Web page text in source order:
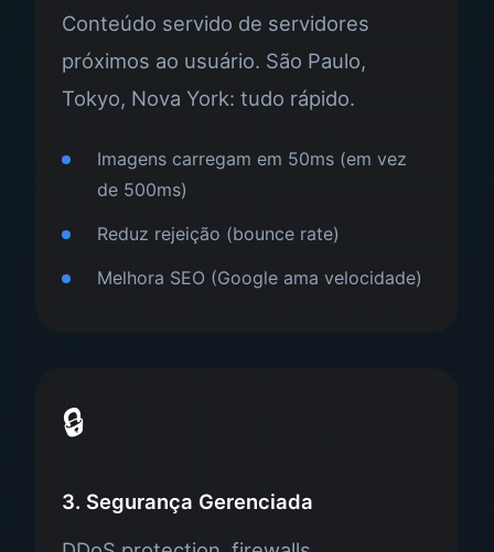
Conteúdo servido de servidores
próximos ao usuário. São Paulo,
Tokyo, Nova York: tudo rápido.
Imagens carregam em 50ms (em vez
de 500ms)
Reduz rejeição (bounce rate)
Melhora SEO (Google ama velocidade)
🔒
3. Segurança Gerenciada